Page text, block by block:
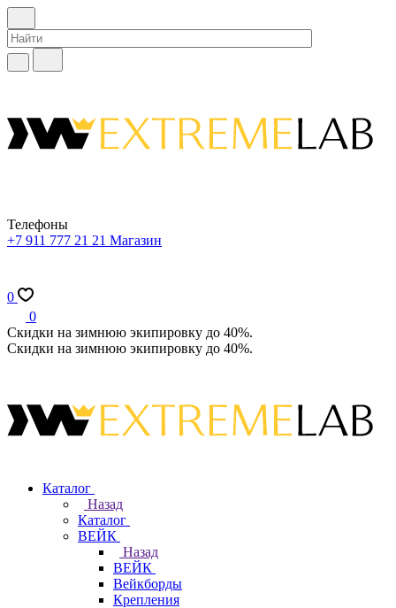
Телефоны
+7 911 777 21 21 Магазин
0
0
Скидки на зимнюю экипировку до 40%.
Скидки на зимнюю экипировку до 40%.
Каталог
Назад
Каталог
ВЕЙК
Назад
ВЕЙК
Вейкборды
Крепления